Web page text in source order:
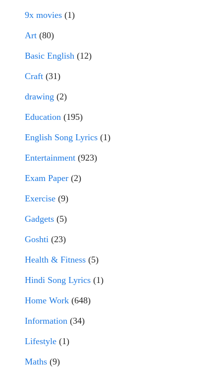
9x movies (1)
Art (80)
Basic English (12)
Craft (31)
drawing (2)
Education (195)
English Song Lyrics (1)
Entertainment (923)
Exam Paper (2)
Exercise (9)
Gadgets (5)
Goshti (23)
Health & Fitness (5)
Hindi Song Lyrics (1)
Home Work (648)
Information (34)
Lifestyle (1)
Maths (9)